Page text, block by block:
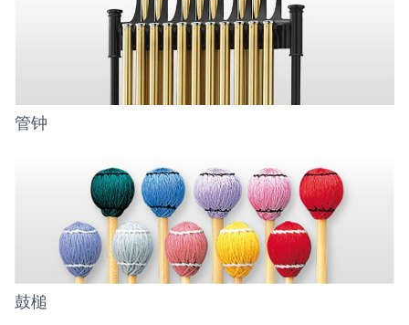
管钟
鼓槌